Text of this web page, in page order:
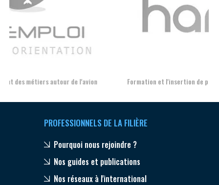
Formation et l'insertion de personnes en situation de handicap
PROFESSIONNELS DE LA FILIÈRE
Pourquoi nous rejoindre ?
Nos guides et publications
Nos réseaux à l'international